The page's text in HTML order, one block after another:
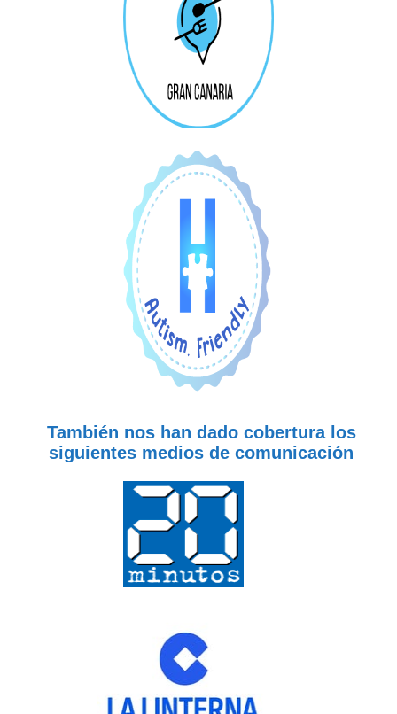
También nos han dado cobertura los
siguientes medios de comunicación